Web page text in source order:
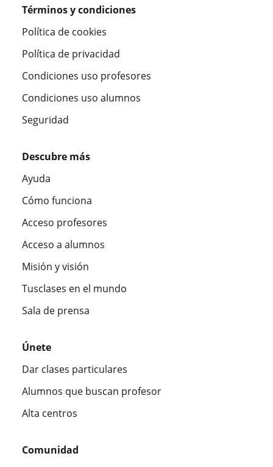
Términos y condiciones
Política de cookies
Política de privacidad
Condiciones uso profesores
Condiciones uso alumnos
Seguridad
Descubre más
Ayuda
Cómo funciona
Acceso profesores
Acceso a alumnos
Misión y visión
Tusclases en el mundo
Sala de prensa
Únete
Dar clases particulares
Alumnos que buscan profesor
Alta centros
Comunidad